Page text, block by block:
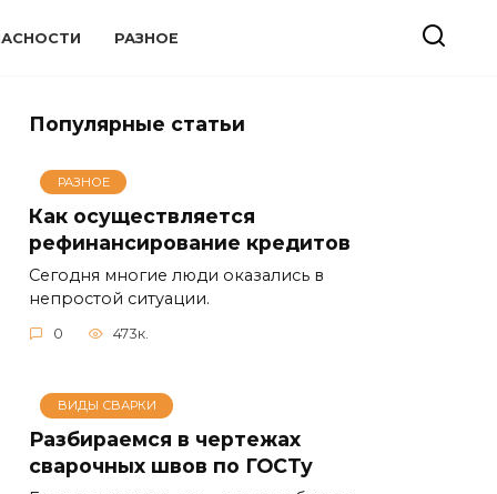
РАЗНОЕ
Популярные статьи
РАЗНОЕ
Как осуществляется
рефинансирование кредитов
Сегодня многие люди оказались в
непростой ситуации.
0 473к.
ВИДЫ СВАРКИ
Разбираемся в чертежах
сварочных швов по ГОСТу